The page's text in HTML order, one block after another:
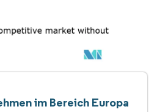
im Bereich Europa